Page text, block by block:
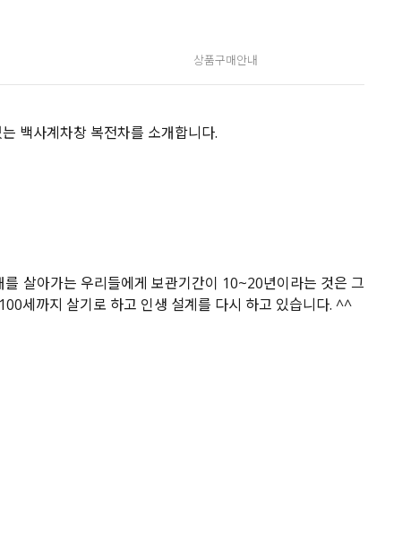
상품구매안내
백사계차창 복전차를 소개합니다.
살아가는 우리들에게 보관기간이 10~20년이라는 것은 그
세까지 살기로 하고 인생 설계를 다시 하고 있습니다. ^^